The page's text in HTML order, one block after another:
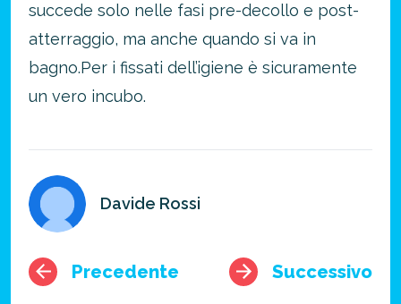
succede solo nelle fasi pre-decollo e post-
atterraggio, ma anche quando si va in
bagno.Per i fissati dell’igiene è sicuramente
un vero incubo.
Davide Rossi
Precedente Successivo